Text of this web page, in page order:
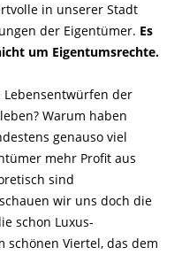
in unserer Stadt
der Eigentümer. Es
um Eigentumsrechte.
Lebensentwürfen der
Warum haben
genauso viel
mehr Profit aus
sind
wir uns doch die
schon Luxus-
Viertel, das dem